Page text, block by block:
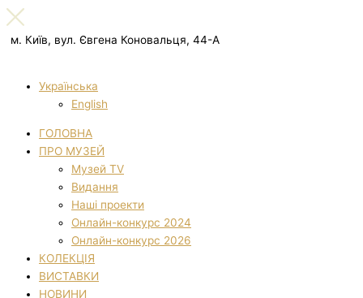
м. Київ, вул. Євгена Коновальця, 44-А
Українська
English
ГОЛОВНА
ПРО МУЗЕЙ
Музей TV
Видання
Наші проекти
Онлайн-конкурс 2024
Онлайн-конкурс 2026
КОЛЕКЦІЯ
ВИСТАВКИ
НОВИНИ